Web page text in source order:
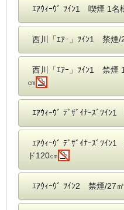
ｴｱｳｨｰｳﾞ ﾂｲﾝ1 喫煙 1名
西川「ｴｱｰ」ﾂｲﾝ1 禁煙/
西川「ｴｱｰ」ﾂｲﾝ1 禁煙
㎝
ｴｱｳｨｰｳﾞ ﾃﾞｻﾞｲﾅｰｽﾞﾂｲﾝ
ｴｱｳｨｰｳﾞ ﾃﾞｻﾞｲﾅｰｽﾞﾂｲﾝ
ド120㎝
ｴｱｳｨｰｳﾞ ﾂｲﾝ2 禁煙/27